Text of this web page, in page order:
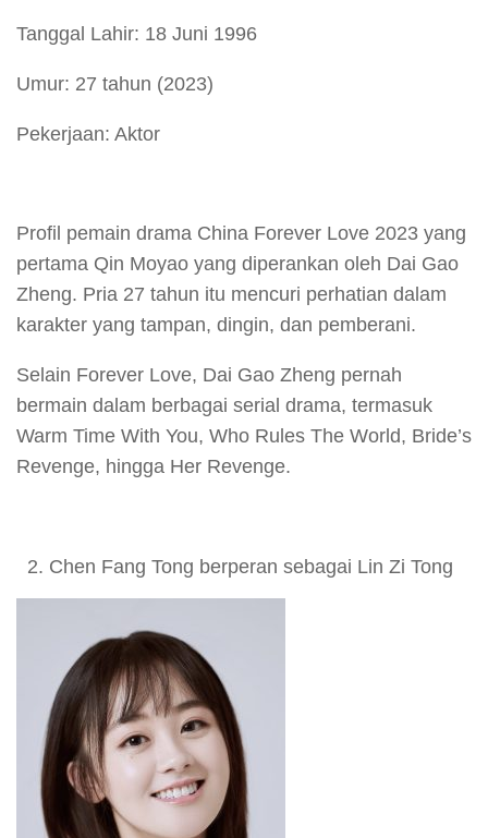
Tanggal Lahir: 18 Juni 1996
Umur: 27 tahun (2023)
Pekerjaan: Aktor
Profil pemain drama China Forever Love 2023 yang
pertama Qin Moyao yang diperankan oleh Dai Gao
Zheng. Pria 27 tahun itu mencuri perhatian dalam
karakter yang tampan, dingin, dan pemberani.
Selain Forever Love, Dai Gao Zheng pernah
bermain dalam berbagai serial drama, termasuk
Warm Time With You, Who Rules The World, Bride’s
Revenge, hingga Her Revenge.
Chen Fang Tong berperan sebagai Lin Zi Tong